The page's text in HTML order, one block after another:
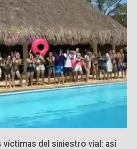
víctimas del siniestro vial: así